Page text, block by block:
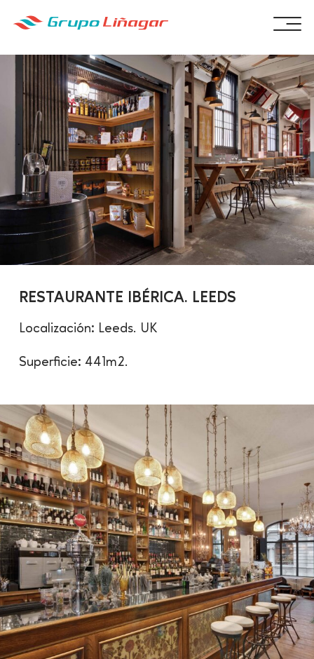
RESTAURANTE IBÉRICA. LEEDS
Localización: Leeds. UK
Superficie: 441m2.